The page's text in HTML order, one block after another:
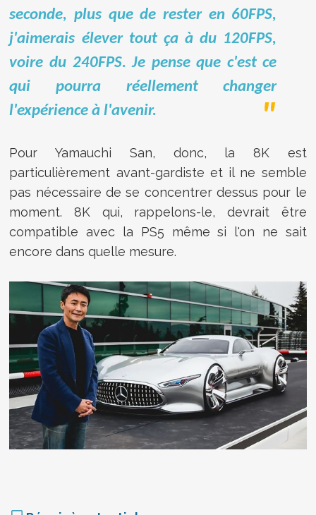
seconde, plus que de rester en 60FPS,
j'aimerais élever tout ça à du 120FPS,
voire du 240FPS. Je pense que c'est ce
qui pourra réellement changer
l'expérience à l'avenir.
Pour Yamauchi San, donc, la 8K est
particulièrement avant-gardiste et il ne semble
pas nécessaire de se concentrer dessus pour le
moment. 8K qui, rappelons-le, devrait être
compatible avec la PS5 même si l'on ne sait
encore dans quelle mesure.